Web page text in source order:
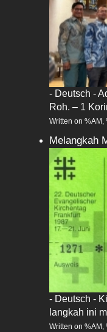
- Deutsch -
Roh. – 1
Written on
Melangkah
- Deutsch -
langkah ini
Written on